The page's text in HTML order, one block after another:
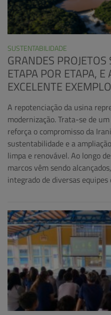
SUSTENTABILIDADE
GRANDES
ETAPA POR ETAPA,
EXCELENTE
A repotenciação da usina
modernização. Trata-se de
reforça o compromisso da
sustentabilidade e a
limpa e renovável. Ao longo
marcos vêm sendo
integrado de diversas